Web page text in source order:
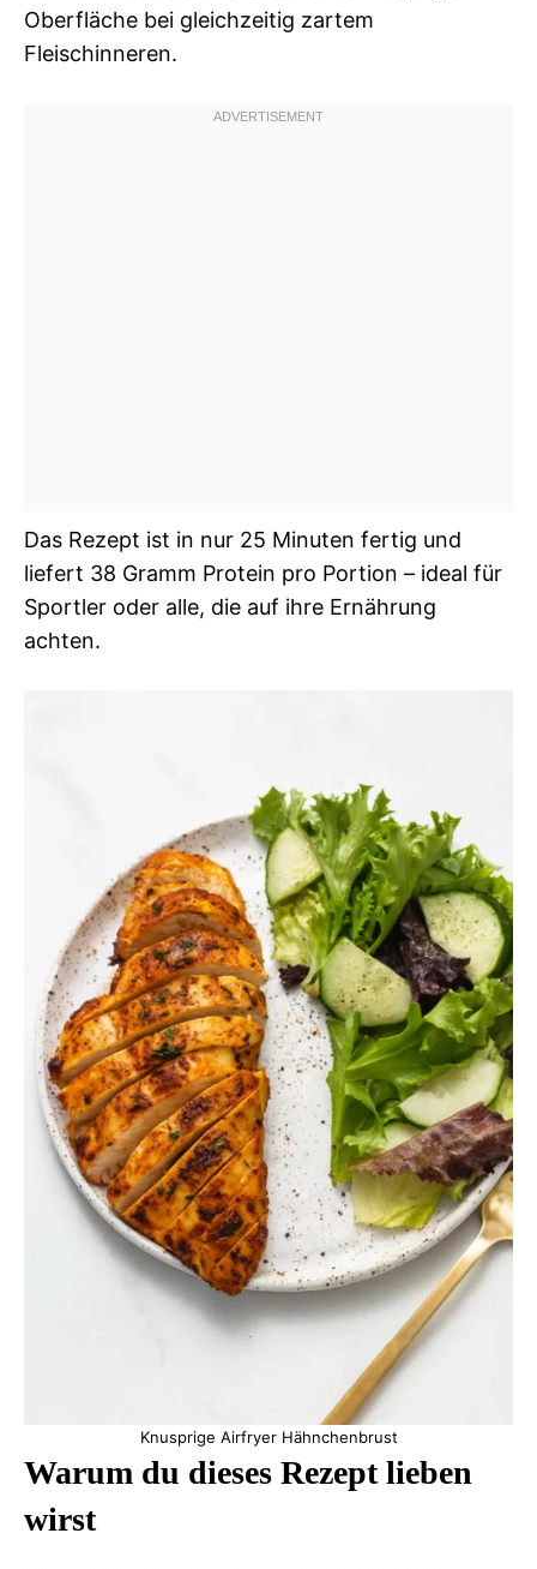
Oberfläche bei gleichzeitig zartem
Fleischinneren.
Das Rezept ist in nur 25 Minuten fertig und
liefert 38 Gramm Protein pro Portion – ideal für
Sportler oder alle, die auf ihre Ernährung
achten.
Knusprige Airfryer Hähnchenbrust
Warum du dieses Rezept lieben
wirst